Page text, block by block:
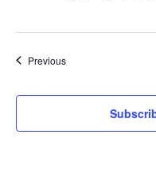
PreviousEvents